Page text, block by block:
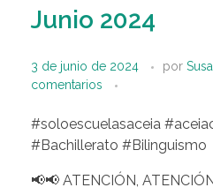
Junio 2024
3 de junio de 2024 por
comentarios
#soloescuelasaceia
#Bachillerato #Bilinguismo
📢📢 ATENCIÓN,